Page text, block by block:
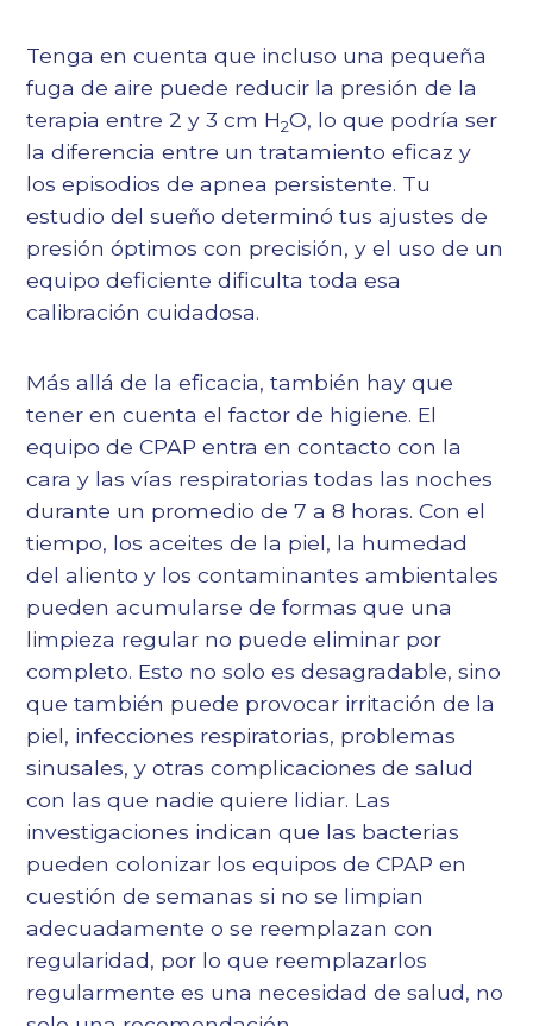
Tenga en cuenta que incluso una pequeña
fuga de aire puede reducir la presión de la
terapia entre 2 y 3 cm H2O, lo que podría ser
la diferencia entre un tratamiento eficaz y
los episodios de apnea persistente. Tu
estudio del sueño determinó tus ajustes de
presión óptimos con precisión, y el uso de un
equipo deficiente dificulta toda esa
calibración cuidadosa.
Más allá de la eficacia, también hay que
tener en cuenta el factor de higiene. El
equipo de CPAP entra en contacto con la
cara y las vías respiratorias todas las noches
durante un promedio de 7 a 8 horas. Con el
tiempo, los aceites de la piel, la humedad
del aliento y los contaminantes ambientales
pueden acumularse de formas que una
limpieza regular no puede eliminar por
completo. Esto no solo es desagradable, sino
que también puede provocar irritación de la
piel, infecciones respiratorias, problemas
sinusales, y otras complicaciones de salud
con las que nadie quiere lidiar. Las
investigaciones indican que las bacterias
pueden colonizar los equipos de CPAP en
cuestión de semanas si no se limpian
adecuadamente o se reemplazan con
regularidad, por lo que reemplazarlos
regularmente es una necesidad de salud, no